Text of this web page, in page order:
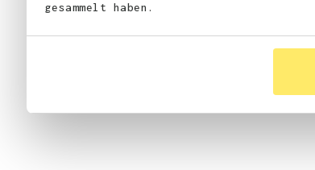
gesammelt haben.